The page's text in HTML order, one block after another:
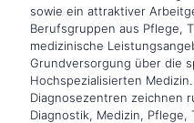
sowie ein attraktiver
Berufsgruppen aus Pflege,
medizinische
Grundversorgung über die
Hochspezialisierten
Diagnosezentren zeichnen
Diagnostik, Medizin, Pflege,